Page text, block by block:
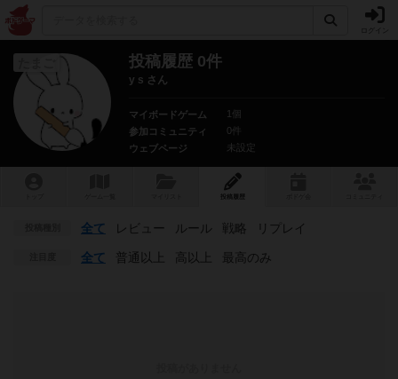
投稿履歴 0件
y s さん
マイボードゲーム
1個
参加コミュニティ
0件
ウェブページ
未設定
投稿履歴
全て レビュー ルール 戦略 リプレイ
全て 普通以上 高以上 最高のみ